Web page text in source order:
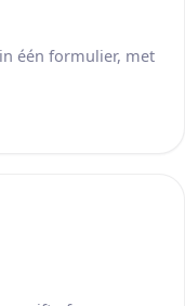
één formulier, met